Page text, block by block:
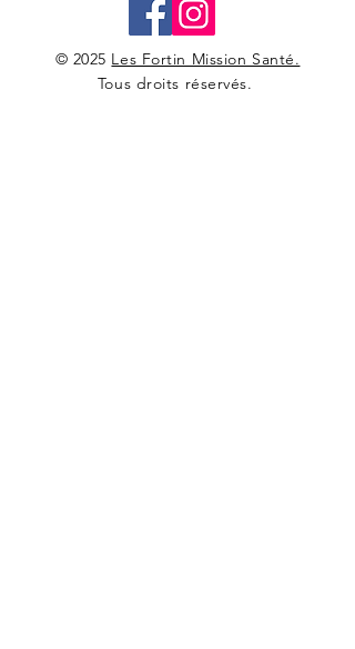
© 2025 Les Fortin Mission Santé.
Tous droits réservés.